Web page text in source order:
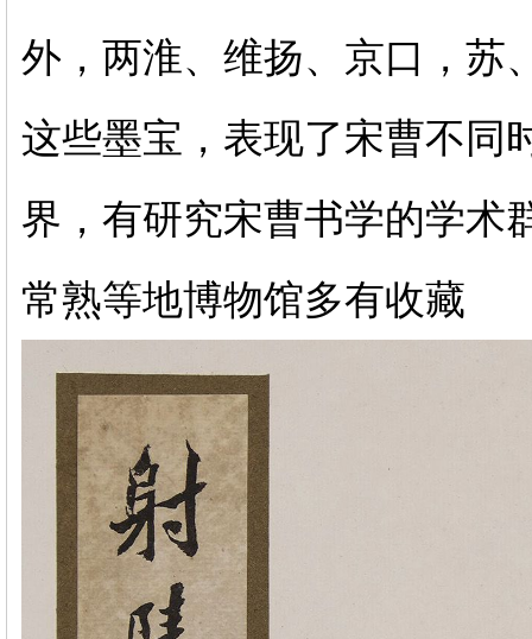
外，两淮、维扬、京口，苏
这些墨宝，表现了宋曹不同
界，有研究宋曹书学的学术
常熟等地博物馆多有收藏